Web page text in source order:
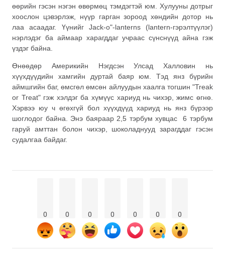
өөрийн гэсэн нэгэн өвөрмөц тэмдэгтэй юм. Хулууны дотрыг
хоослон цэвэрлэж, нүүр гарган зороод хөндийн дотор нь
лаа асаадаг. Үүнийг Jack-o"-lanterns (lantern-гэрэлтүүлэг)
нэрлэдэг ба аймаар харагддаг учраас сүнснүүд айна гэж
үздэг байна.
Өнөөдөр Америкийн Нэгдсэн Улсад Халловин нь
хүүхдүүдийн хамгийн дуртай баяр юм. Тэд янз бүрийн
аймшгийн баг, өмсгөл өмсөн айлуудын хаалга тогшин "Treak
or Treat" гэж хэлдэг ба хүмүүс хариуд нь чихэр, жимс өгнө.
Хэрвээ юу ч өгөхгүй бол хүүхдүүд хариуд нь янз бүрээр
шоглодог байна. Энэ баяраар 2,5 тэрбум хувцас 6 тэрбум
гаруй амттан болон чихэр, шоколаднууд зарагддаг гэсэн
судалгаа байдаг.
0 0 0 0 0 0 0